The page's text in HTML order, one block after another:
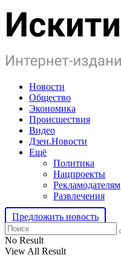
Новости
Общество
Экономика
Происшествия
Видео
Дзен.Новости
Ещё
Политика
Нацпроекты
Рекламодателям
Развлечения
Предложить новость
No Result
View All Result